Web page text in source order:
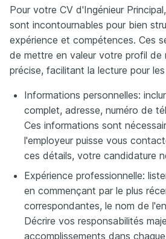
Pour votre CV d'Ingénieur
sont incontournables pour bien
expérience et compétences. Ces
de mettre en valeur votre profil de
précise, facilitant la lecture pour
Informations personnelles:
complet, adresse, numéro de
Ces informations sont
l'employeur puisse vous
ces détails, votre candidature
Expérience professionnelle:
en commençant par le plus
correspondantes, le nom de
Décrire vos responsabilités
accomplissements dans